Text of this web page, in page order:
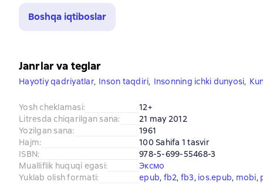
Boshqa iqtiboslar
Janrlar va teglar
Hayotiy qadriyatlar, Inson taqdiri, Insonning ichki dunyosi,
Yosh cheklamasi:
12+
Litresda chiqarilgan sana:
21 may 2012
Yozilgan sana:
1961
Hajm:
100 Sahifa 1 tasvir
ISBN:
978-5-699-55468-3
Mualliflik huquqi egasi:
Эксмо
Yuklab olish formati: epub, fb2, fb3, ios.epub, mobi,